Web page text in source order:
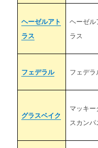
ヘーゼルアト
ラス
ヘーゼル
ラス
フェデラル フェデラ
グラスベイク
マッキー
スカンパ